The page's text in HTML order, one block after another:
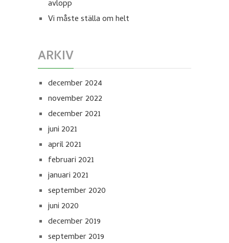
avlopp
Vi måste ställa om helt
ARKIV
december 2024
november 2022
december 2021
juni 2021
april 2021
februari 2021
januari 2021
september 2020
juni 2020
december 2019
september 2019